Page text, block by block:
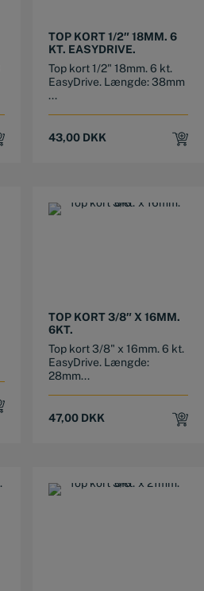
TOP KORT 1/2″ 18MM. 6
KT. EASYDRIVE.
Top kort 1/2" 18mm. 6 kt.
EasyDrive. Længde: 38mm
...
43,00 DKK
TOP KORT 3/8″ X 16MM.
6KT.
Top kort 3/8" x 16mm. 6 kt.
EasyDrive. Længde:
28mm...
47,00 DKK